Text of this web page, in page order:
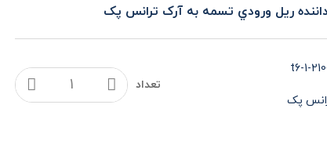
ريل ورودي تسمه به آرک ترانس پک
t6-1-
پک
تعداد